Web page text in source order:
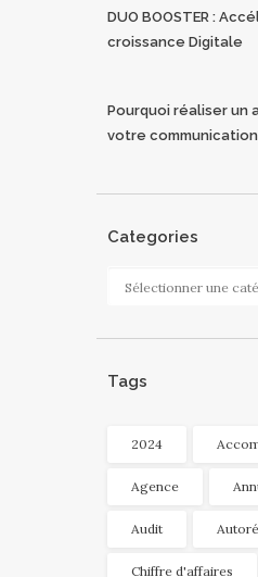
DUO BOOSTER :
croissance Digitale
Pourquoi réaliser un
votre communication
Categories
Tags
2024
Agence
Audit
Chiffre d'affaires